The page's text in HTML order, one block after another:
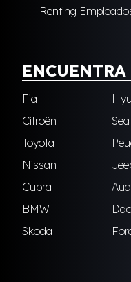
Renting
Fiat
Citroën
Toyota
Nissan
Cupra
BMW
Skoda